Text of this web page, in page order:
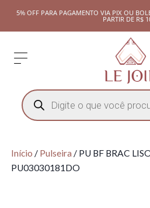
5% OFF PARA PAGAMENTO VIA PIX OU
PARTIR DE R$
Início / Pulseira / PU BF BRAC
PU03030181DO